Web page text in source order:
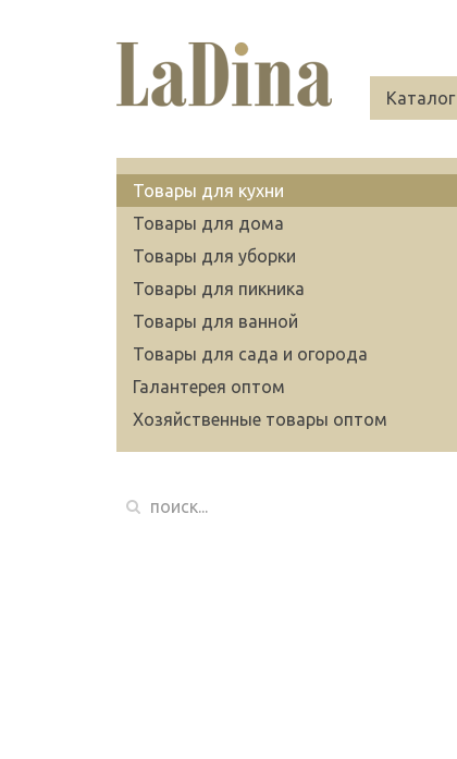
Каталог
Товары для кухни
Товары для дома
Товары для уборки
Товары для пикника
Товары для ванной
Товары для сада и огорода
Галантерея оптом
Хозяйственные товары оптом